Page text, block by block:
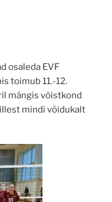
osaleda EVF
toimub 11.-12.
mängis võistkond
mindi võidukalt